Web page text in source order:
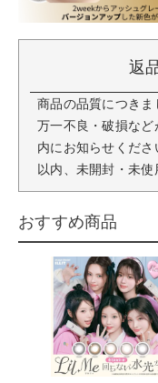
返
商品の品質につきま
万一不良・破損な
内にお知らせくだ
以内、未開封・未使
おすすめ商品